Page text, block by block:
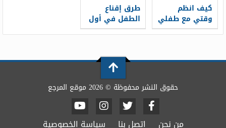
كيف انظم
وقتي مع طفلي
الرضيع وزوجي
طرق إقناع
الطفل في أول
يوم دراسة
حقوق النشر محفوظة © 2026 موقع المرجع
من نحن اتصل بنا سياسة الخصوصية